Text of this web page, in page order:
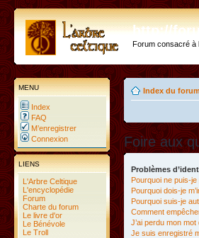
http://
Forum consacré à
MENU
Index
FAQ
M’enregistrer
Connexion
LIENS
L'Arbre Celtique
L'encyclopédie
Forum
Charte du forum
Le livre d'or
Le Bénévole
Le Troll
Index du forum
Foire aux
Problèmes
Pourquoi ne puis-
Pourquoi dois-je
Pourquoi suis-je
Comment
J’ai perdu mon mot
Je suis enregistré